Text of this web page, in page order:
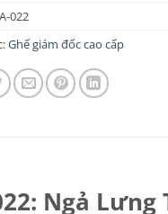
022
Ghế giám đốc cao cấp
Ngả Lưng